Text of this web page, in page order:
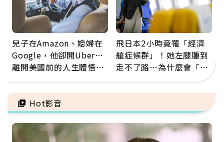
兒子在Amazon、媳婦在
Google，他卻開Uber…
離開美國前的人生體悟：
飛日本2小時竟罹「經濟
艙症候群」！她左腿腫到
走不了路…為什麼會「靜
脈血栓」？醫示警7種人
注意
Hot影音